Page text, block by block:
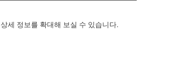
상세 정보를 확대해 보실 수 있습니다.